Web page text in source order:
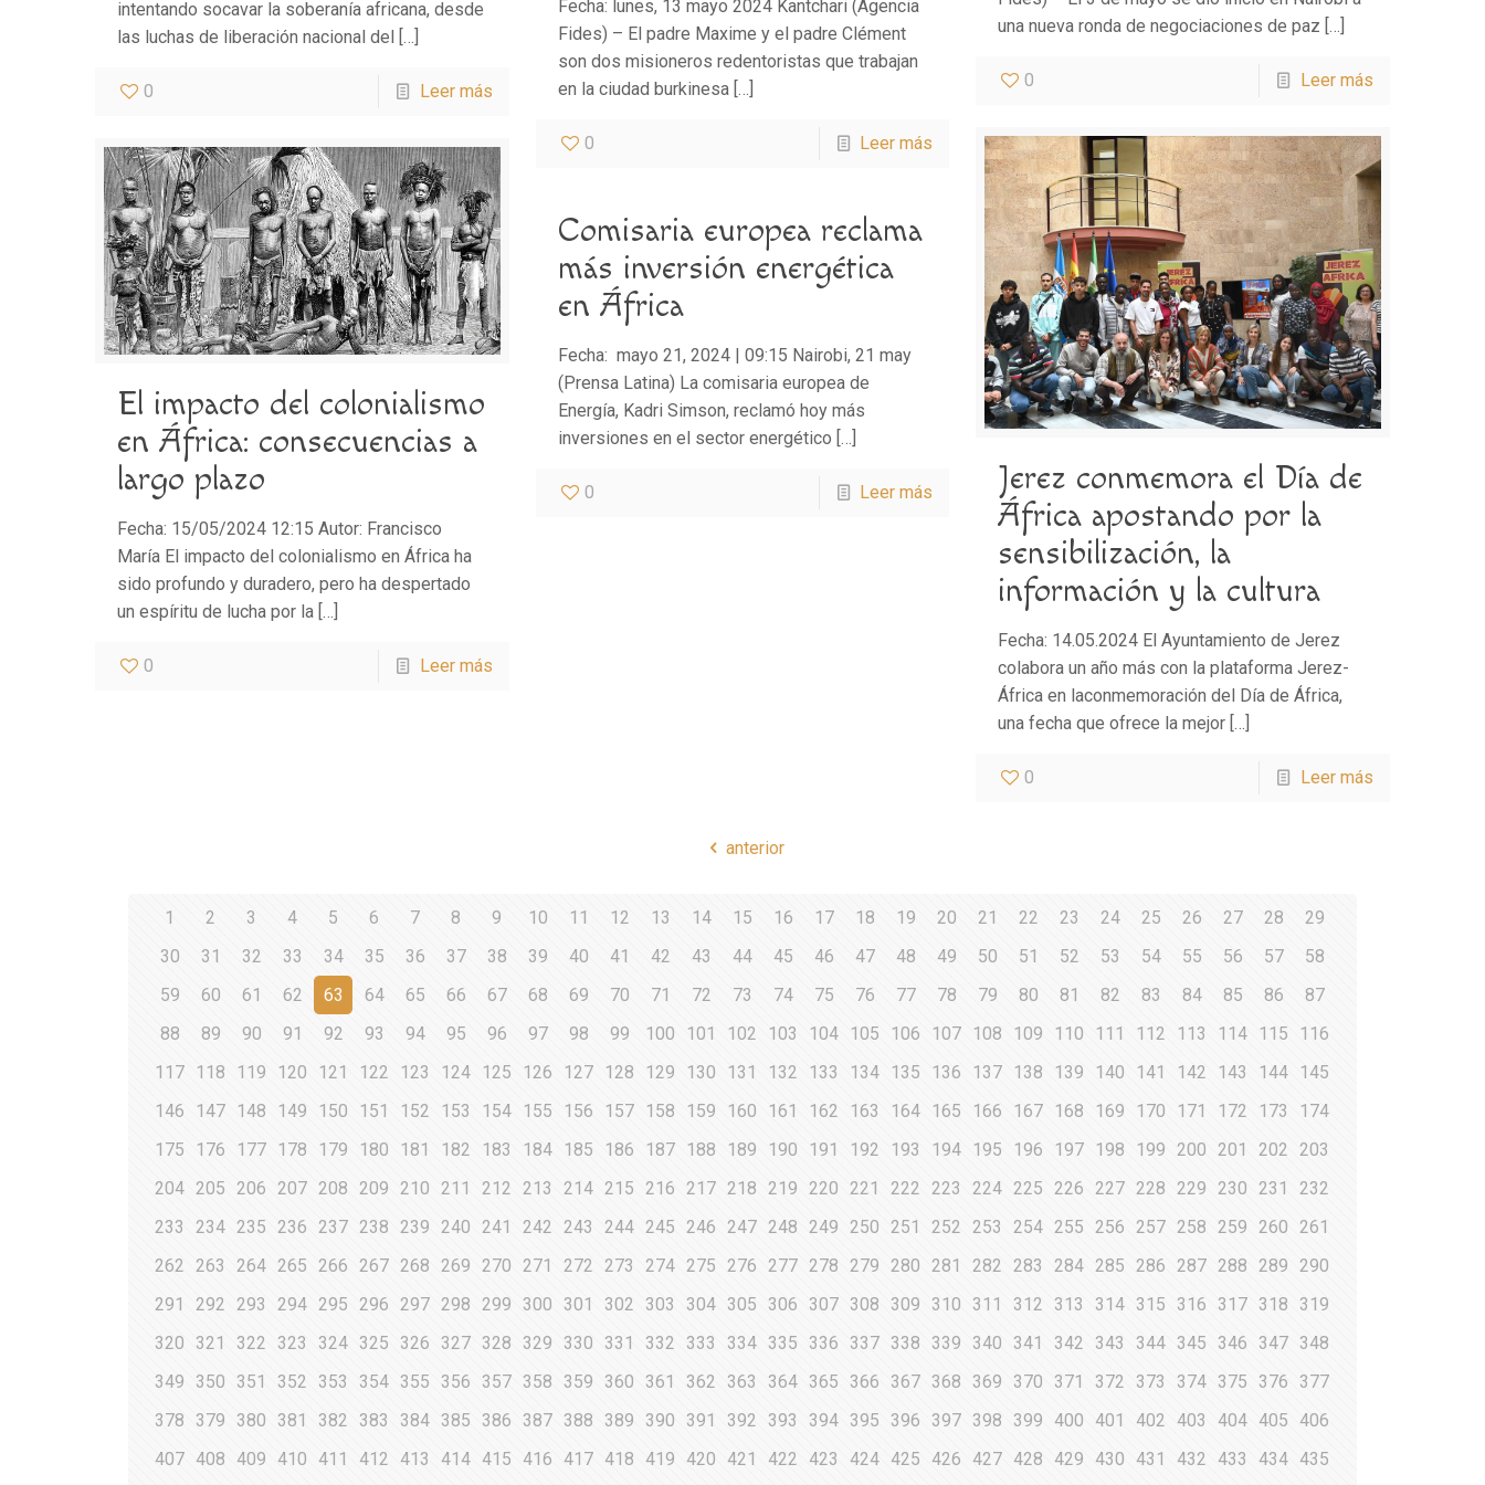
intentando socavar la soberanía africana, desde
las luchas de liberación nacional del
[…]
0 Leer más
Fecha: lunes, 13 mayo 2024 Kantchari (Agencia
Fides) – El padre Maxime y el padre Clément
son dos misioneros redentoristas que trabajan
en la ciudad burkinesa[…]
0 Leer más
una nueva ronda de negociaciones de paz […]
0 Leer más
Jerez conmemora el Día de
África apostando por la
sensibilización, la
información y la cultura
Fecha: 14.05.2024 El Ayuntamiento de Jerez
colabora un año más con la plataforma Jerez-
África en laconmemoración del Día de África,
una fecha que ofrece la mejor […]
0 Leer más
El impacto del colonialismo
en África: consecuencias a
largo plazo
Fecha: 15/05/2024 12:15 Autor: Francisco
María El impacto del colonialismo en África ha
sido profundo y duradero, pero ha despertado
un espíritu de lucha por la […]
0 Leer más
Comisaria europea reclama
más inversión energética
en África
Fecha: mayo 21, 2024 | 09:15 Nairobi, 21 may
(Prensa Latina) La comisaria europea de
Energía, Kadri Simson, reclamó hoy más
inversiones en el sector energético […]
0 Leer más
anterior
1 2 3 4 5 6 7 8 9 10 11 12 13 14 15 16 17 18 19 20 21 22 23 24 25 26 27 28
29
30
31 32 33 34 35 36 37 38 39 40 41 42 43 44 45 46 47 48 49 50 51 52 53 54 55 56 57
58
59
60 61 62 63 64 65 66 67 68 69 70 71 72 73 74 75 76 77 78 79 80 81 82 83 84 85 86
87
88
89 90 91 92 93 94 95 96 97 98 99 100 101 102 103 104 105 106 107 108 109 110 111 112 113 114 115
116
117 118 119 120 121 122 123 124 125 126 127 128 129 130 131 132 133 134 135 136 137 138 139 140 141 142 143 144 145
146
147 148 149 150 151 152 153 154 155 156 157 158 159 160 161 162 163 164 165 166 167 168 169 170 171 172 173
174
175
176 177 178 179 180 181 182 183 184 185 186 187 188 189 190 191 192 193 194 195 196 197 198 199 200 201 202
203
204 205 206 207 208 209 210 211 212 213 214 215 216 217 218 219 220 221 222 223 224 225 226 227 228 229 230 231
232
233
234 235 236 237 238 239 240 241 242 243 244 245 246 247 248 249 250 251 252 253 254 255 256 257 258 259 260
261
262
263 264 265 266 267 268 269 270 271 272 273 274 275 276 277 278 279 280 281 282 283 284 285 286 287 288 289
290
291
292 293 294 295 296 297 298 299 300 301 302 303 304 305 306 307 308 309 310 311 312 313 314 315 316 317 318
319
320
321 322 323 324 325 326 327 328 329 330 331 332 333 334 335 336 337 338 339 340 341 342 343 344 345 346 347 348
349
350 351 352 353 354 355 356 357 358 359 360 361 362 363 364 365 366 367 368 369 370 371 372 373 374 375 376
377
378
379 380 381 382 383 384 385 386 387 388 389 390 391 392 393 394 395 396 397 398 399 400 401 402 403 404 405
406
407 408 409 410 411 412 413 414 415 416 417 418 419 420 421 422 423 424 425 426 427 428 429 430 431 432 433 434 435